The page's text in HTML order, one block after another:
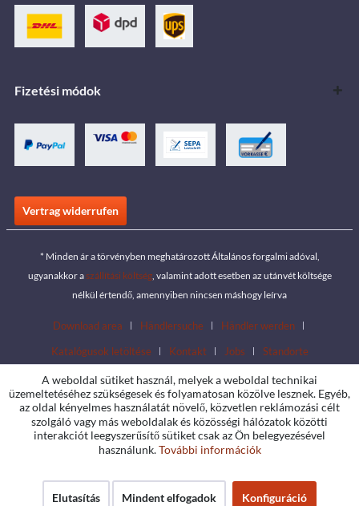
Fizetési módok
Vertrag widerrufen
* Minden ár a törvényben meghatározott Általános forgalmi adóval,
ugyanakkor aszállítási költség, valamint adott esetben az utánvét költsége
nélkül értendő, amennyiben nincsen máshogy leírva
Download area Händlersuche
Händler werden
Katalógusok letöltése
Kontakt Jobs Standorte
A weboldal sütiket használ, melyek a weboldal technikai
üzemeltetéséhez szükségesek és folyamatosan közölve lesznek. Egyéb,
az oldal kényelmes használatát növelő, közvetlen reklámozási célt
szolgáló vagy más weboldalak és közösségi hálózatok közötti
interakciót leegyszerűsítő sütiket csak az Ön belegyezésével
használunk.További információk
Elutasítás Mindent elfogadok Konfiguráció